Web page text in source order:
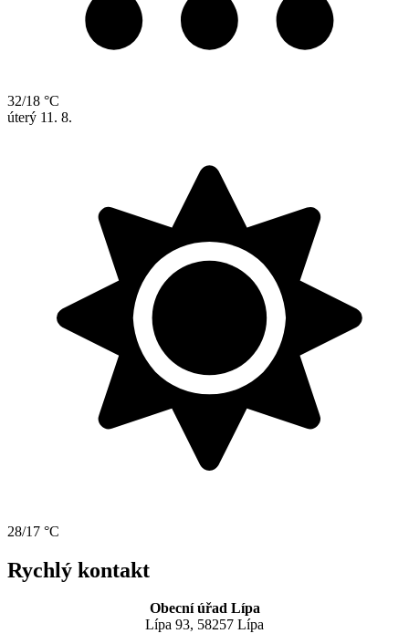
32/18 °C
úterý 11. 8.
28/17 °C
Rychlý kontakt
Obecní úřad Lípa
Lípa 93, 58257 Lípa